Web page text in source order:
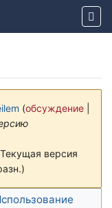
(обсуждение
Текущая версия